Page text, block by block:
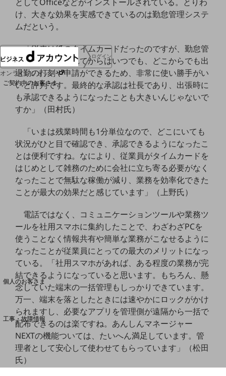
NTTドコモグループ
ログイン
オンラインショップ
ご契約中のお客さま
サービス別サポート情報
ご契約中サービスの一元管理
料金分析(ご利用料金管理サービス)
Web明細(My docomo)
個人のお客さま
NTTドコモ
OCNなど
工事・故障情報
お客さまサポートサイト
SDPFナレッジセンター
NTTドコモ 通信障害情報
け、大きな効果を実感できているのは勤怠管理システ
ムだという。
「従来は紙のタイムカードだったのですが、勤怠管
理システムを入れてからはいつでも、どこからでも出
退勤の打刻や申請ができるため、非常に使い勝手がい
いと評判です。最終的な承認は社長であり、出張時に
も承認できるようになったことも大きいんじゃないで
すか」（田村氏）
「いまは残業時間も1分単位なので、どこにいても
状況がひと目で確認でき、承認できるようになったこ
とは便利ですね。なにより、従業員がタイムカードを
はじめとして雑務のために会社に立ち寄る必要がなく
なったことで無駄な稼働が減り、業務を効率化できた
ことが最大の効果だと感じています」（上野氏）
電話ではなく、コミュニケーションツールや業務ツ
ールを社用スマホに集約したことで、わざわざPCを
使うことなく情報共有や簡単な業務がこなせるように
なったことが従業員にとっての最大のメリットになっ
ている。「社用スマホがあれば、ある程度の業務が完
結できるようになっていると思います。もちろん、懸
念していた端末の一括管理もしっかりできています。
万一、端末を落としたときには速やかにロックがかけ
られますし、必要なアプリを管理側が遠隔から一括で
配布できるのは楽ですね。あんしんマネージャー
NEXTの機能ついては、たいへん満足しています。管
理者として安心して使わせてもらっています」（松田
氏）